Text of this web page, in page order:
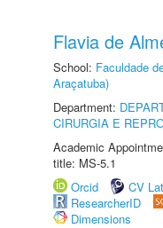
Flavia de
School: Faculdade
Araçatuba)
Department:
CIRURGIA E
Academic
title: MS-5.1
Orcid
CV
ResearcherID
Dimensions